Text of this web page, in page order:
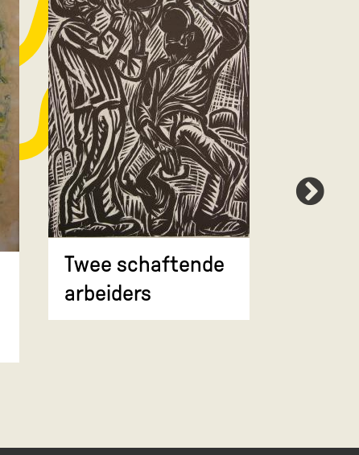
Twee schaftende
arbeiders